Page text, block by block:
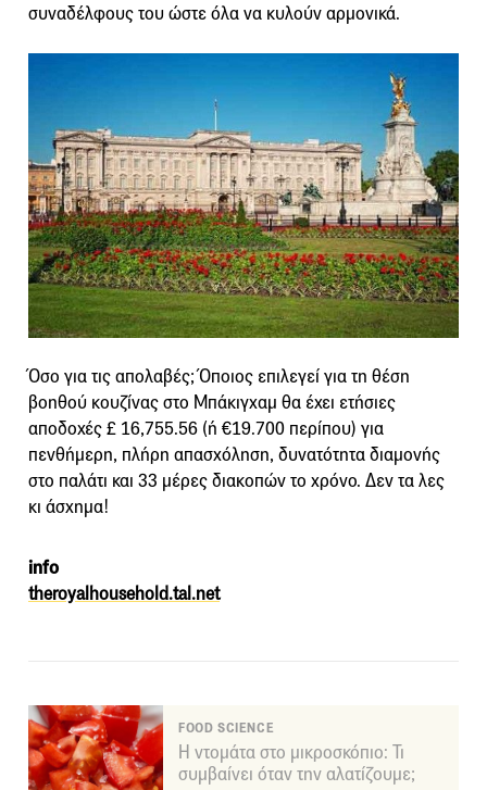
συναδέλφους του ώστε όλα να κυλούν αρμονικά.
Όσο για τις απολαβές; Όποιος επιλεγεί για τη θέση
βοηθού κουζίνας στο Μπάκιγχαμ θα έχει ετήσιες
αποδοχές £ 16,755.56 (ή €19.700 περίπου) για
πενθήμερη, πλήρη απασχόληση, δυνατότητα διαμονής
στο παλάτι και 33 μέρες διακοπών το χρόνο. Δεν τα λες
κι άσχημα!
info
theroyalhousehold.tal.net
FOOD SCIENCE
Η ντομάτα στο μικροσκόπιο: Τι
συμβαίνει όταν την αλατίζουμε;